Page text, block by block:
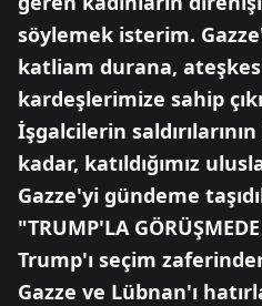
söylemek isterim.
katliam durana,
kardeşlerimize sahip
İşgalcilerin
kadar, katıldığımız
Gazze'yi gündeme
"TRUMP'LA
Trump'ı seçim
Gazze ve Lübnan'ı